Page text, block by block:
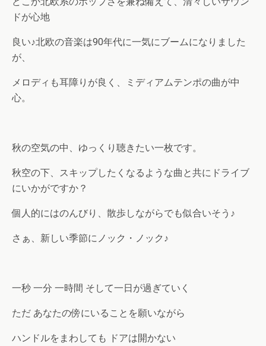
ドが心地
良い♪北欧の音楽は90年代に一気にブームになりました
が、
メロディも耳障りが良く、ミディアムテンポの曲が中
心。
秋の空気の中、ゆっくり聴きたい一枚です。
秋空の下、スキップしたくなるような曲と共にドライブ
にいかがですか？
個人的にはのんびり、散歩しながらでも似合いそう♪
さぁ、新しい季節にノック・ノック♪
一秒 一分 一時間 そして一日が過ぎていく
ただ あなたの傍にいることを願いながら
ハンドルをまわしても ドアは開かない